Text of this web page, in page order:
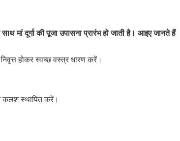
मां दूर्गा की पूजा उपासना प्रारंभ हो जाती है। आइए जानते हैं
होकर स्वच्छ वस्त्र धारण करें।
कलश स्थापित करें।